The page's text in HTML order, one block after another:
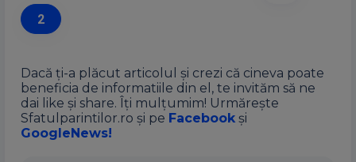
2
Dacă ți-a plăcut articolul și crezi că cineva poate
beneficia de informatiile din el, te invităm să ne
dai like și share. Îți mulțumim! Urmărește
Sfatulparintilor.ro și pe Facebook și
GoogleNews!